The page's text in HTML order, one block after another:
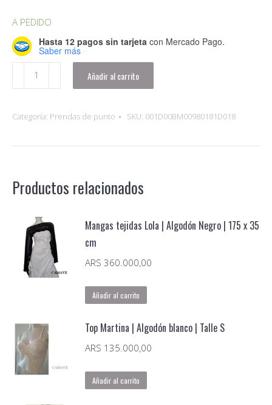
A PEDIDO
Hasta 12 pagos sin tarjeta con Mercado Pago.
Saber más
Tapado
con
Asia
fina
Dorado
Cobre
Añadir al carrito
Categoría: Prendas de punto SKU: 001D00BM00980181D018
Productos relacionados
Mangas tejidas Lola | Algodón Negro | 175 x 35
cm
ARS 360.000,00
Añadir al carrito
Top Martina | Algodón blanco | Talle S
ARS 135.000,00
Añadir al carrito